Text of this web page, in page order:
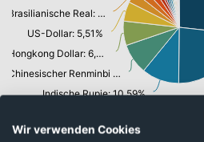
Indische Rupie: 10,59%
Chinesischer Renminbi Yuan: 8,65%
Hongkong Dollar: 6,88%
US-Dollar: 5,51%
Brasilianische Real: 3,09%
Wir verwenden Cookies